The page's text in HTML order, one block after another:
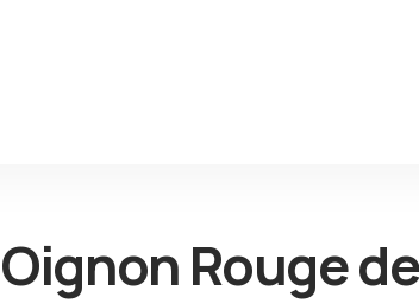
Oignon Rouge